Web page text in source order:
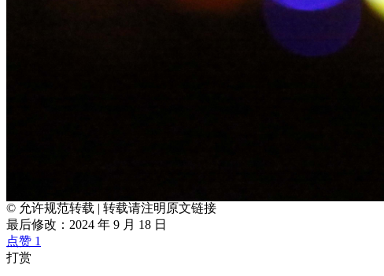
© 允许规范转载 | 转载请注明原文链接
最后修改：2024 年 9 月 18 日
点赞 1
打赏